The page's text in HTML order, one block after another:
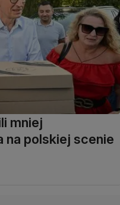
mniej
na polskiej scenie